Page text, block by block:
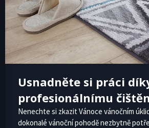
Usnadněte si práci
profesionálnímu
Nenechte si zkazit Vánoce vánočním
dokonalé vánoční pohodě nezbytně